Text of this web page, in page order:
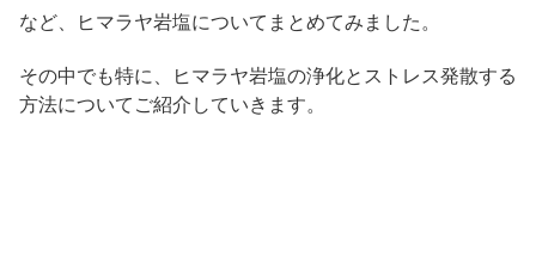
など、ヒマラヤ岩塩についてまとめてみました。
その中でも特に、ヒマラヤ岩塩の浄化とストレス発散する
方法についてご紹介していきます。